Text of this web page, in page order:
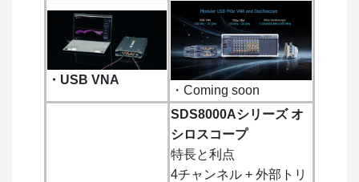
・USB VNA
・Coming soon
SDS8000Aシリーズ オ
シロスコープ
特長と利点
4チャンネル + 外部トリ